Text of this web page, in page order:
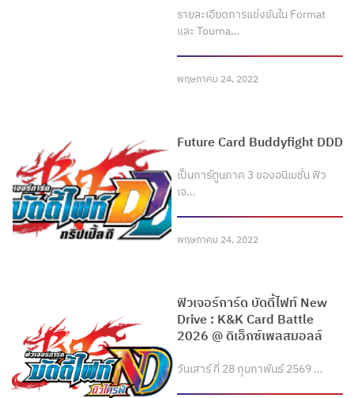
รายละเอียดการแข่งขันใน Format
และ Tourna…
พฤษภาคม 24, 2022
Future Card Buddyfight DDD
เป็นการ์ตูนภาค 3 ของอนิเมชั่น ฟิว
เจ…
พฤษภาคม 24, 2022
ฟิวเจอร์การ์ด บัดดี้ไฟท์ New
Drive : K&K Card Battle
2026 @ ดิเอ็กซ์เพลสมอลล์
วันเสาร์ ที่ 28 กุมภาพันธ์ 2569 …